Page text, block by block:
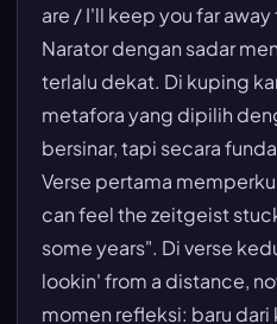
are / I'll keep you far
Narator dengan sadar
terlalu dekat. Di kuping
metafora yang dipilih
bersinar, tapi secara
Verse pertama
can feel the zeitgeist
some years". Di verse
lookin' from a distance,
momen refleksi: baru dari